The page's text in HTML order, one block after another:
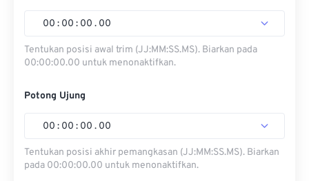
00 : 00 : 00 . 00
Tentukan posisi awal trim (JJ:MM:SS.MS). Biarkan pada
00:00:00.00 untuk menonaktifkan.
Potong Ujung
00 : 00 : 00 . 00
Tentukan posisi akhir pemangkasan (JJ:MM:SS.MS). Biarkan
pada 00:00:00.00 untuk menonaktifkan.